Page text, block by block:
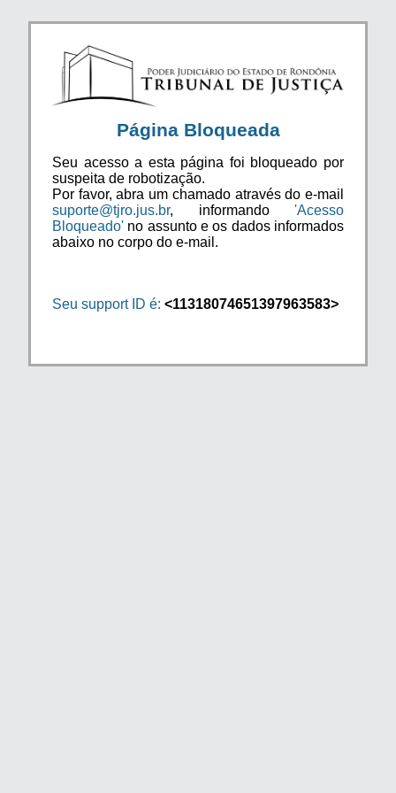
Página Bloqueada
Seu acesso a esta página foi bloqueado por
suspeita de robotização.
Por favor, abra um chamado através do e-mail
suporte@tjro.jus.br, informando 'Acesso
Bloqueado' no assunto e os dados informados
abaixo no corpo do e-mail.
Seu support ID é: <11318074651397963583>